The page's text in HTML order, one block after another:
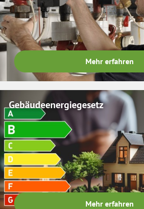
Mehr erfahren
Gebäudeenergiegesetz
Mehr erfahren